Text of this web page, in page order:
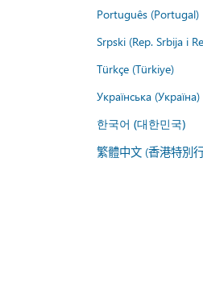
Português (Portugal)
Srpski (Rep. Srbija i
Türkçe (Türkiye)
Українська (Україна)
한국어 (대한민국)
繁體中文 (香港特別